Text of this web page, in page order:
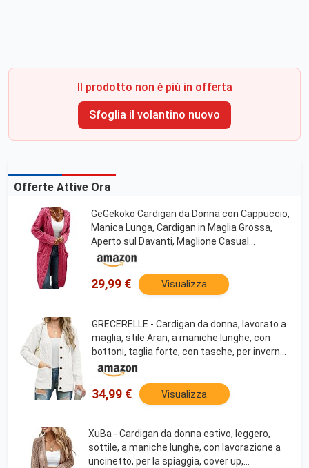
Il prodotto non è più in offerta
Sfoglia il volantino nuovo
Offerte Attive Ora
GeGekoko Cardigan da Donna con Cappuccio,
Manica Lunga, Cardigan in Maglia Grossa,
Aperto sul Davanti, Maglione Casual
Autunnale e Invernale con Tasche, XL
29,99 € Visualizza
GRECERELLE - Cardigan da donna, lavorato a
maglia, stile Aran, a maniche lunghe, con
bottoni, taglia forte, con tasche, per inverno,
autunno, primavera, bianco, M
34,99 € Visualizza
XuBa - Cardigan da donna estivo, leggero,
sottile, a maniche lunghe, con lavorazione a
uncinetto, per la spiaggia, cover up,